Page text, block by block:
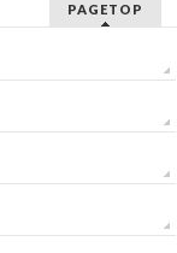
PAGETOP